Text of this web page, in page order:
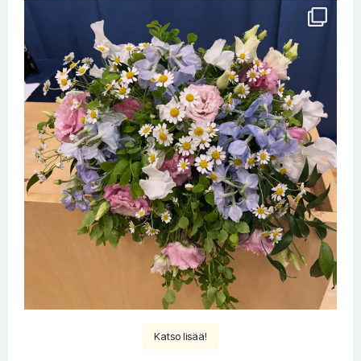
Katso lisää!